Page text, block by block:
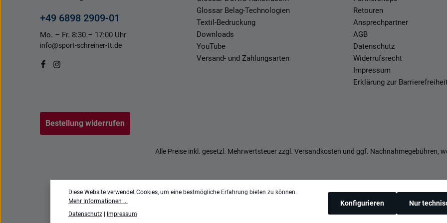
+49 6898 2909-01
Mo. – Fr. 8:30 – 17:00 Uhr
info@sport-schreiner-tt.de
Glossar Belag-Technologien
Textil-Bedruckung
Downloads
YouTube
Versand- und Zahlungsarten
Retouren
Ansprechpartner
AGB
Datenschutz
Widerrufsrecht
Impressum
Erklärung zur
Bestellung widerrufen
Alle Preise inkl. gesetzl. Mehrwertsteuer zzgl. Versandkosten und ggf. Nachnahmegebühren,
Diese Website verwendet Cookies, um eine bestmögliche Erfahrung bieten zu können.
Mehr Informationen ...
Datenschutz| Impressum
Nur
Konfigurieren